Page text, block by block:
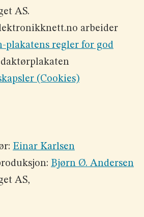
AS.
arbeider
plakatens regler for god
(Cookies)
Einar Karlsen
Bjørn Ø. Andersen
AS,